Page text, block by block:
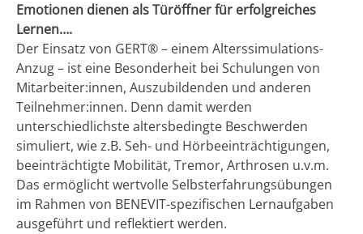
Emotionen dienen als Türöffner für erfolgreiches
Lernen….
Der Einsatz von GERT® – einem Alterssimulations-
Anzug – ist eine Besonderheit bei Schulungen von
Mitarbeiter:innen, Auszubildenden und anderen
Teilnehmer:innen. Denn damit werden
unterschiedlichste altersbedingte Beschwerden
simuliert, wie z.B. Seh- und Hörbeeinträchtigungen,
beeinträchtigte Mobilität, Tremor, Arthrosen u.v.m.
Das ermöglicht wertvolle Selbsterfahrungsübungen
im Rahmen von BENEVIT-spezifischen Lernaufgaben
ausgeführt und reflektiert werden.